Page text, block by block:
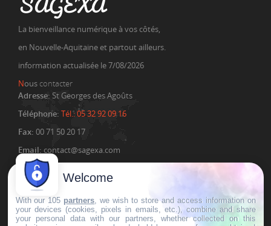
La bienveillance numérique à vos côtés,
en Nouvelle-Aquitaine et partout ailleurs.
information actualisée le 7/08/2026
Nous contacter
Adresse:St Georges des Agoûts
Téléphone: Tél.: 05 32 92 09 16
Fax: 00 71 50 20 17
Email: contact@sagexa.com
Clients &Témoignages
" Le stage s'est très bien déroulé, dans une bonne
Welcome
With our 105 partners , we wish to store and access information on
your devices (cookies, pixels in emails, etc.), combine and share
your personal data with our partners, whether collected on this